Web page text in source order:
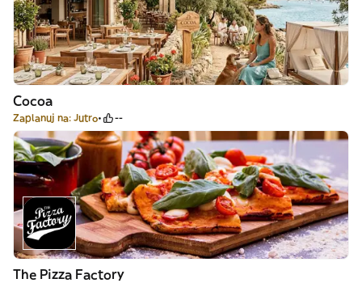
Cocoa
Zaplanuj na: Jutro --
The Pizza Factory